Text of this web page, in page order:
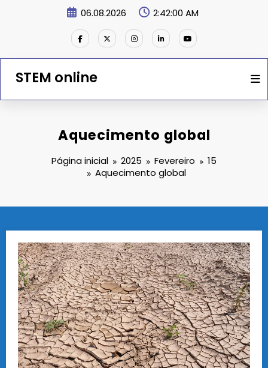
06.08.2026 2:42:01 AM
STEM online
Aquecimento global
Página inicial 2025 Fevereiro
15
Aquecimento global